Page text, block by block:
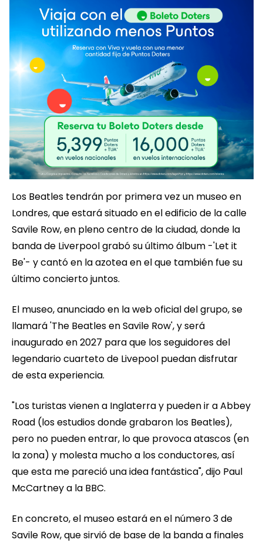
Los Beatles tendrán por primera vez un museo en
Londres, que estará situado en el edificio de la calle
Savile Row, en pleno centro de la ciudad, donde la
banda de Liverpool grabó su último álbum -'Let it
Be'- y cantó en la azotea en el que también fue su
último concierto juntos.
El museo, anunciado en la web oficial del grupo, se
llamará 'The Beatles en Savile Row', y será
inaugurado en 2027 para que los seguidores del
legendario cuarteto de Livepool puedan disfrutar
de esta experiencia.
"Los turistas vienen a Inglaterra y pueden ir a Abbey
Road (los estudios donde grabaron los Beatles),
pero no pueden entrar, lo que provoca atascos (en
la zona) y molesta mucho a los conductores, así
que esta me pareció una idea fantástica", dijo Paul
McCartney a la BBC.
En concreto, el museo estará en el número 3 de
Savile Row, que sirvió de base de la banda a finales